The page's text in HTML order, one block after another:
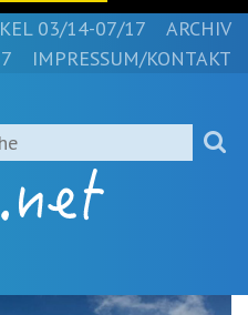
03/14-07/17
ARCHIV
IMPRESSUM/KONTAKT